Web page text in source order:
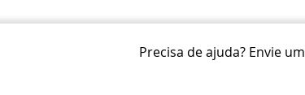
Precisa de ajuda? Envie